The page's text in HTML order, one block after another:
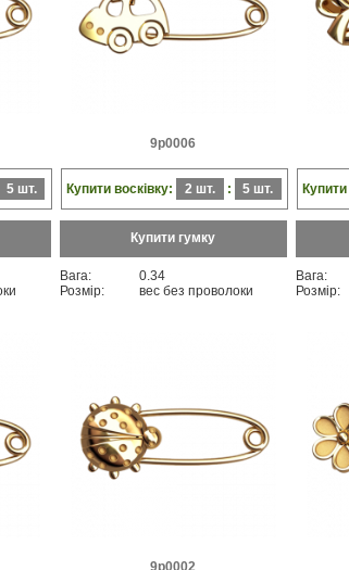
5 шт.
9p0006
Купити восківку: 2 шт. : 5 шт.
Купити гумку
Вага:
0.34
Розмір:
вес без проволоки
Купити
Вага:
Розмір: